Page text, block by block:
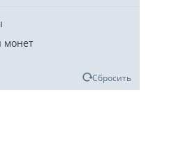
монет
Сбросить